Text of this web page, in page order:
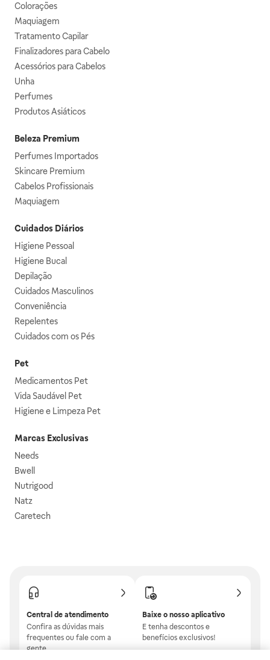
Colorações
Maquiagem
Tratamento Capilar
Finalizadores para Cabelo
Acessórios para Cabelos
Unha
Perfumes
Produtos Asiáticos
Beleza Premium
Perfumes Importados
Skincare Premium
Cabelos Profissionais
Maquiagem
Cuidados Diários
Higiene Pessoal
Higiene Bucal
Depilação
Cuidados Masculinos
Conveniência
Repelentes
Cuidados com os Pés
Pet
Medicamentos Pet
Vida Saudável Pet
Higiene e Limpeza Pet
Marcas Exclusivas
Needs
Bwell
Nutrigood
Natz
Caretech
Central de atendimento
Confira as dúvidas mais
frequentes ou fale com a
gente.
Baixe o nosso aplicativo
E tenha descontos e
benefícios exclusivos!